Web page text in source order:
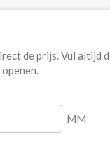
de prijs. Vul altijd
MM